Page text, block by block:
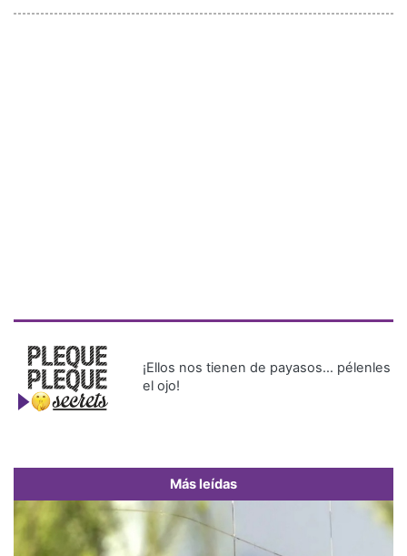
¡Ellos nos tienen de payasos… pélenles
el ojo!
Más leídas